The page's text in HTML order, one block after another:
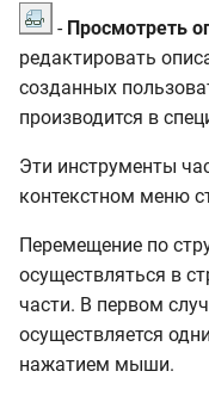
- Просмотреть
редактировать
созданных
производится в
Эти инструменты
контекстном меню
Перемещение по
осуществляться в
части. В первом
осуществляется
нажатием мыши.